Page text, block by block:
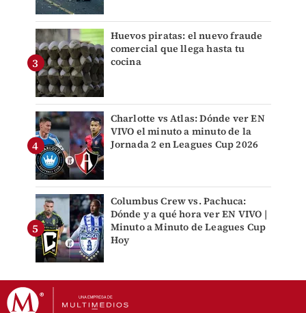
Huevos piratas: el nuevo fraude
comercial que llega hasta tu
cocina
Charlotte vs Atlas: Dónde ver EN
VIVO el minuto a minuto de la
Jornada 2 en Leagues Cup 2026
Columbus Crew vs. Pachuca:
Dónde y a qué hora ver EN VIVO |
Minuto a Minuto de Leagues Cup
Hoy